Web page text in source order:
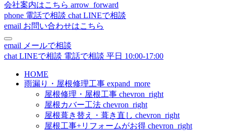
会社案内はこちら arrow_forward
phone 電話で相談 chat LINEで相談
email お問い合わせはこちら
email メールで相談
chat LINEで相談 電話で相談 平日 10:00-17:00
HOME
雨漏り・屋根修理工事 expand_more
屋根修理・屋根工事 chevron_right
屋根カバー工法 chevron_right
屋根葺き替え・葺き直し chevron_right
屋根工事+リフォームがお得 chevron_right